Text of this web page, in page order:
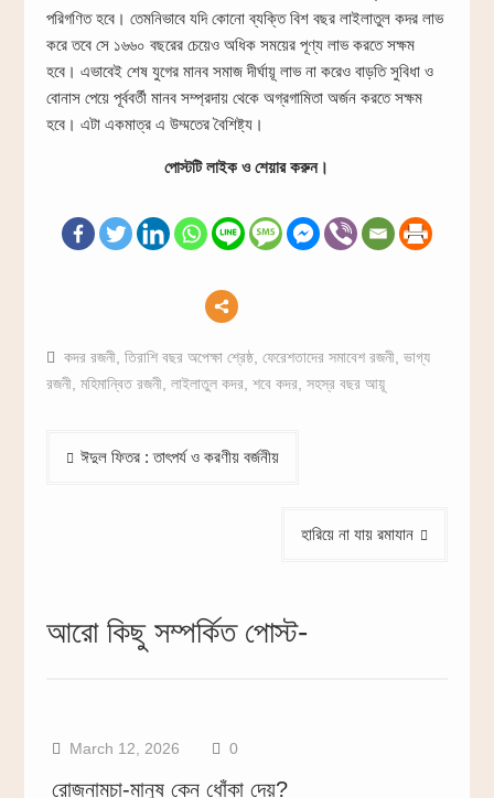
পরিগণিত হবে। তেমনিভাবে যদি কোনো ব্যক্তি বিশ বছর লাইলাতুল কদর লাভ
করে তবে সে ১৬৬০ বছরের চেয়েও অধিক সময়ের পূণ্য লাভ করতে সক্ষম
হবে। এভাবেই শেষ যুগের মানব সমাজ দীর্ঘায়ূ লাভ না করেও বাড়তি সুবিধা ও
বোনাস পেয়ে পূর্ববর্তী মানব সম্প্রদায় থেকে অগ্রগামিতা অর্জন করতে সক্ষম
হবে। এটা একমাত্র এ উম্মতের বৈশিষ্ট্য।
পোস্টটি লাইক ও শেয়ার করুন।
কদর রজনী, তিরাশি বছর অপেক্ষা শ্রেষ্ঠ, ফেরেশতাদের সমাবেশ রজনী, ভাগ্য
রজনী, মহিমান্বিত রজনী, লাইলাতুল কদর, শবে কদর, সহস্র বছর আয়ূ
Postঈদুল ফিতর : তাৎপর্য ও করণীয় বর্জনীয়
হারিয়ে না যায় রমাযান
আরো কিছু সম্পর্কিত পোস্ট-
March 12, 2026 0
রোজনামচা-মানুষ কেন ধোঁকা দেয়?